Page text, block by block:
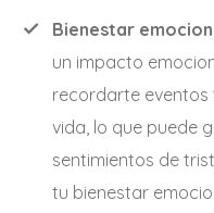
Bienestar
un impacto
recordarte
vida, lo que puede
sentimientos de
tu bienestar